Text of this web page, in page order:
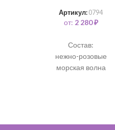
Артикул: 0794
от: 2 280₽
Состав:
нежно-розовые
морская волна